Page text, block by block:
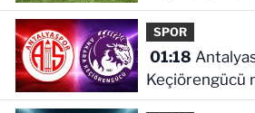
SPOR
01:18
Keçiörengücü
saat kaçta